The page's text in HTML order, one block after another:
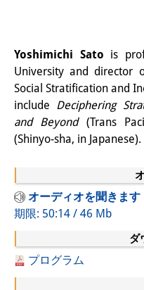
元研究フォー
イベント
イベント概要
DIJ 研究会
レクチャーシ
シンポジウ
ワークショ
オーディオを聞きます
期限: 50:14 / 46 Mb
ダ
プログラム
Yoshimichi Sato is
University and director
Social Stratification and
include Deciphering
and Beyond(Trans
(Shinyo-sha, in Japanese).